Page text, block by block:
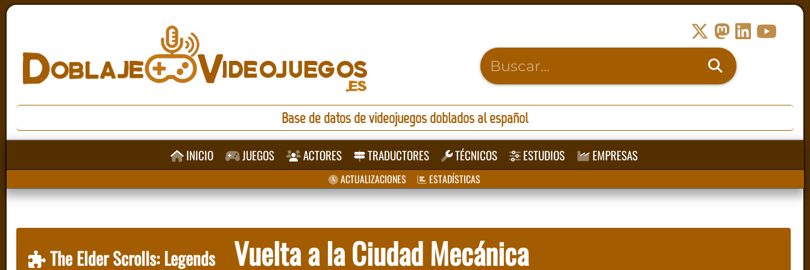
Base de datos de videojuegos doblados al español
INICIO JUEGOS ACTORES TRADUCTORES TÉCNICOS ESTUDIOS EMPRESAS
ACTUALIZACIONES ESTADÍSTICAS
The Elder Scrolls: Legends Vuelta a la Ciudad Mecánica